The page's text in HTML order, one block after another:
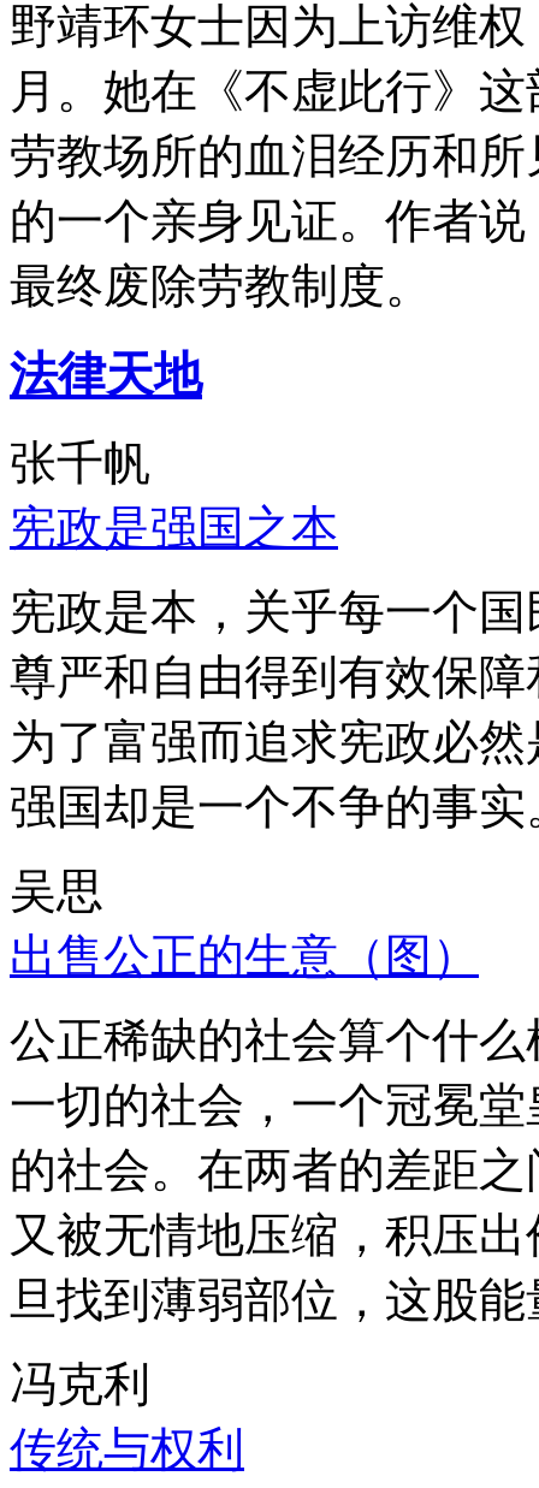
野靖环女士因为上访维
月。她在《不虚此行》
劳教场所的血泪经历和
的一个亲身见证。作者
最终废除劳教制度。
法律天地
张千帆
宪政是强国之本
宪政是本，关乎每一个
尊严和自由得到有效保
为了富强而追求宪政必
强国却是一个不争的事实
吴思
出售公正的生意（图）
公正稀缺的社会算个什
一切的社会，一个冠冕
的社会。在两者的差距
又被无情地压缩，积压
旦找到薄弱部位，这股
冯克利
传统与权利